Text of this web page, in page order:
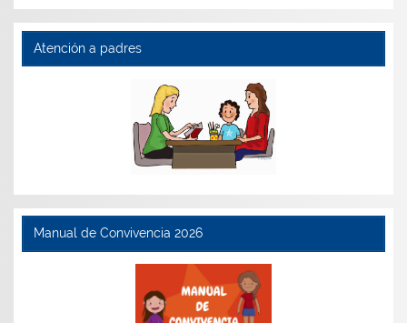
Atención a padres
Manual de Convivencia 2026